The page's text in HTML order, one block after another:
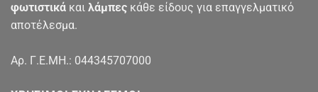
φωτιστικά και λάμπες κάθε είδους για επαγγελματικό
αποτέλεσμα.
Αρ. Γ.Ε.ΜΗ.: 044345707000